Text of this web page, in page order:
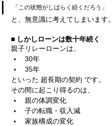
「この状態がしばらく続くだろう」
と、無意識に考えてしまいます。
■ しかしローンは数十年続く
親子リレーローンは、
30年
35年
といった 超長期の契約 です。
その間に起こり得るのは、
親の体調変化
子の転職・収入減
家族構成の変化